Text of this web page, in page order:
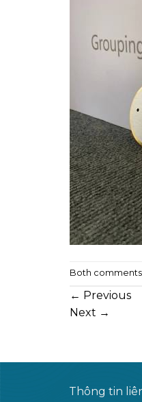
Both
← Previous
Next →
Thông tin